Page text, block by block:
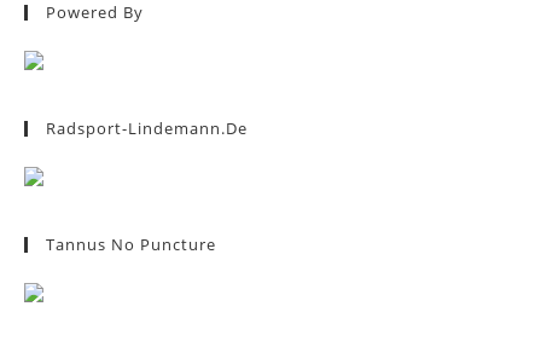
Powered By
Radsport-Lindemann.de
Tannus No Puncture